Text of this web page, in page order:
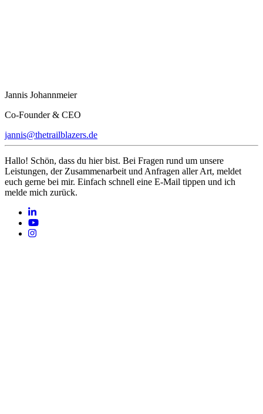
Jannis Johannmeier
Co-Founder & CEO
jannis@thetrailblazers.de
Hallo! Schön, dass du hier bist. Bei Fragen rund um unsere
Leistungen, der Zusammenarbeit und Anfragen aller Art, meldet
euch gerne bei mir. Einfach schnell eine E-Mail tippen und ich
melde mich zurück.